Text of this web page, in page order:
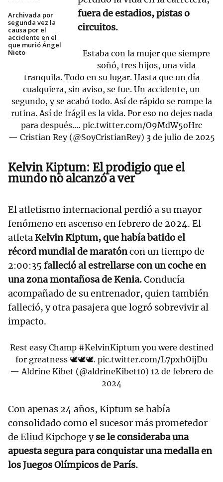
Archivada por
segunda vez la
causa por el
accidente en el
que murió Ángel
Nieto
fuera de estadios, pistas o
circuitos.
Estaba con la mujer que siempre
soñó, tres hijos, una vida
tranquila. Todo en su lugar. Hasta que un día
cualquiera, sin aviso, se fue. Un accidente, un
segundo, y se acabó todo. Así de rápido se rompe la
rutina. Así de frágil es la vida. Por eso no dejes nada
para después.… pic.twitter.com/O9MdW5oHrc
— Cristian Rey (@SoyCristianRey) 3 de julio de 2025
Kelvin Kiptum: El prodigio que el
mundo no alcanzó a ver
El atletismo internacional perdió a su mayor
fenómeno en ascenso en febrero de 2024. El
atletaKelvin Kiptum, que había batido el
récord mundial de maratóncon un tiempo de
2:00:35 falleció al estrellarse con un coche en
una zona montañosa de Kenia.Conducía
acompañado de su entrenador, quien también
falleció, y otra pasajera que logró sobrevivir al
impacto.
Rest easy Champ #KelvinKiptumyou were destined
for greatness 🕊️🕊️🕊️. pic.twitter.com/L7pxhOijDu
— Aldrine Kibet (@aldrineKibet10) 12 de febrero de
2024
Con apenas 24 años, Kiptum se había
consolidado como el sucesor más prometedor
de Eliud Kipchoge yse le consideraba una
apuesta segura para conquistar una medalla en
los Juegos Olímpicos de París.